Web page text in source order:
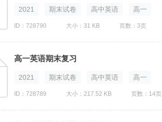
2021 期末试卷 高中英语 高一
ID：728790 大小：31 KB 页数：3页
高一英语期末复习
2021 期末试卷 高中英语 高一
ID：728789 大小：217.52 KB 页数：14页